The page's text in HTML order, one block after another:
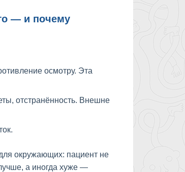
— и почему
осмотру. Эта
отстранённость. Внешне
окружающих: пациент не
а иногда хуже —